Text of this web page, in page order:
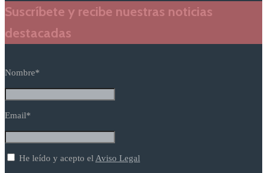
Suscríbete y recibe nuestras noticias
destacadas
Nombre*
Email*
He leído y acepto el Aviso Legal